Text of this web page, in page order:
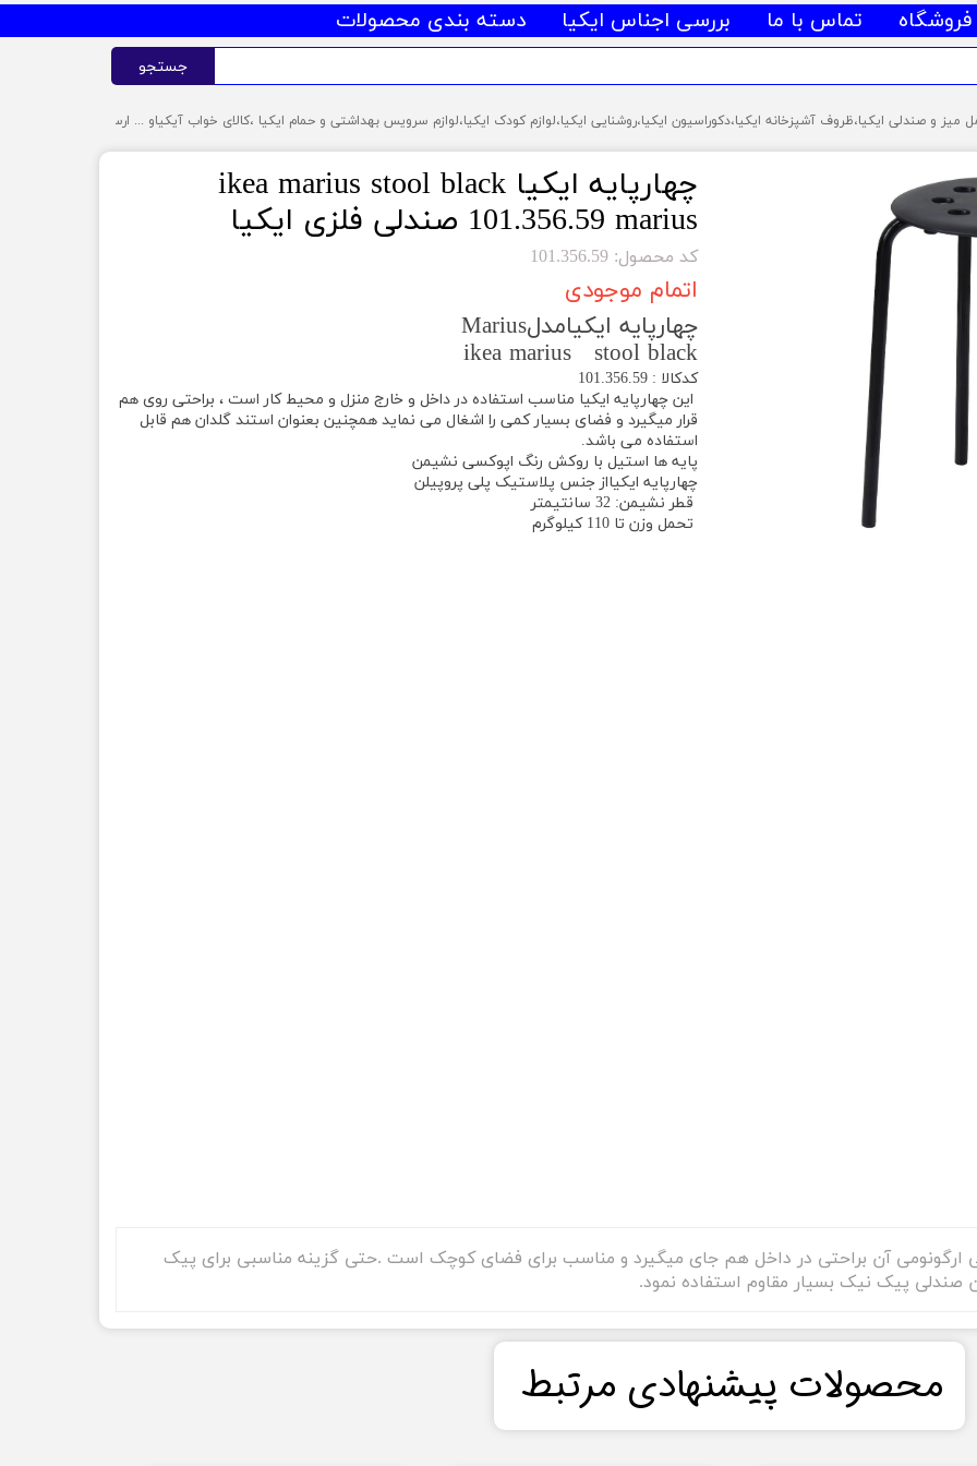
جستجو
فروشگاه تماس با ما بررسی اجناس ایکیا دسته بندی محصولات
چهارپایه ایکیا ikea marius stool black
101.356.59 marius صندلی فلزی ایکیا
کد محصول: 101.356.59
اتمام موجودی
چهارپایه ایکیامدلMarius
ikea marius stool black
کدکالا : 101.356.59
این چهارپایه ایکیا مناسب استفاده در داخل و خارج منزل و محیط کار است ، براحتی روی هم
قرار میگیرد و فضای بسیار کمی را اشغال می نماید همچنین بعنوان استند گلدان هم قابل
استفاده می باشد.
پایه ها استیل با روکش رنگ اپوکسی نشیمن
چهارپایه ایکیااز جنس پلاستیک پلی پروپیلن
قطر نشیمن: 32 سانتیمتر
تحمل وزن تا 110 کیلوگرم
ارگونومی آن براحتی در داخل هم جای میگیرد و مناسب برای فضای کوچک است .حتی گزینه مناسبی برای پیک
صندلی پیک نیک بسیار مقاوم استفاده نمود.
​محصولات پیشنهادی مرتبط​​​​​​​